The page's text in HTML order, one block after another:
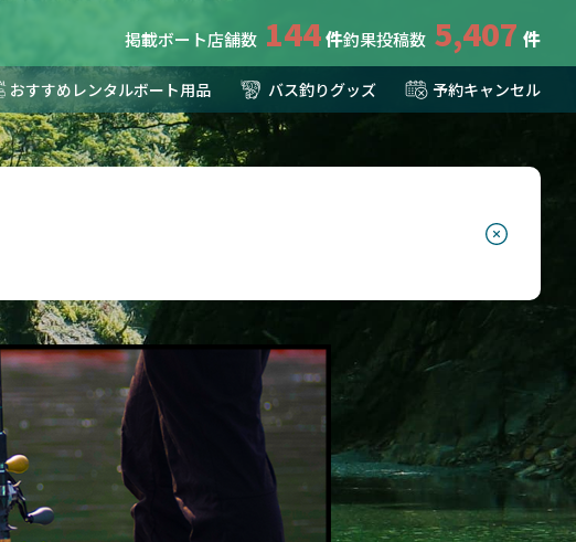
掲載ボート店舗数 144 釣果投稿数 5,407
おすすめレンタルボート用品 バス釣りグッズ 予約キャンセル